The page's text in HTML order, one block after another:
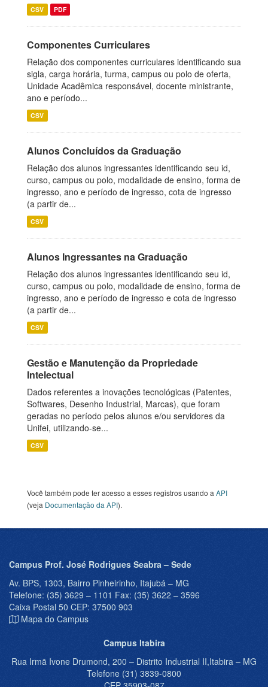
CSV PDF
Componentes Curriculares
Relação dos componentes curriculares identificando sua
sigla, carga horária, turma, campus ou polo de oferta,
Unidade Acadêmica responsável, docente ministrante,
ano e período...
CSV
Alunos Concluídos da Graduação
Relação dos alunos ingressantes identificando seu id,
curso, campus ou polo, modalidade de ensino, forma de
ingresso, ano e período de ingresso, cota de ingresso
(a partir de...
CSV
Alunos Ingressantes na Graduação
Relação dos alunos ingressantes identificando seu id,
curso, campus ou polo, modalidade de ensino, forma de
ingresso, ano e período de ingresso e cota de ingresso
(a partir de...
CSV
Gestão e Manutenção da Propriedade
Intelectual
Dados referentes a inovações tecnológicas (Patentes,
Softwares, Desenho Industrial, Marcas), que foram
geradas no período pelos alunos e/ou servidores da
Unifei, utilizando-se...
CSV
Você também pode ter acesso a esses registros usando a API
(veja Documentação da API).
Campus Prof. José Rodrigues Seabra – Sede
Av. BPS, 1303, Bairro Pinheirinho, Itajubá – MG
Telefone: (35) 3629 – 1101 Fax: (35) 3622 – 3596
Caixa Postal 50 CEP: 37500 903
Mapa do Campus
Campus Itabira
Rua Irmã Ivone Drumond, 200 – Distrito Industrial II,Itabira – MG
Telefone (31) 3839-0800